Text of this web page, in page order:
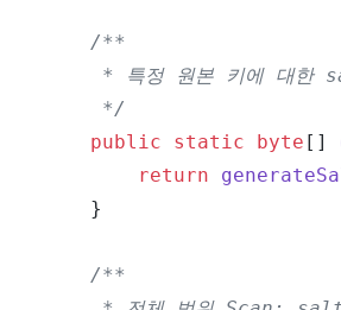
     */
public
static byte [ ]
return
}